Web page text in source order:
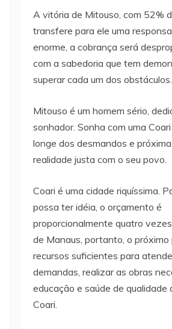
A vitória de Mitouso, com 52%
transfere para ele uma
enorme, a cobrança será
com a sabedoria que tem
superar cada um dos obstáculos.
Mitouso é um homem sério,
sonhador. Sonha com uma
longe dos desmandos e
realidade justa com o seu povo.
Coari é uma cidade riquíssima.
possa ter idéia, o orçamento é
proporcionalmente quatro
de Manaus, portanto, o
recursos suficientes para
demandas, realizar as obras
educação e saúde de qualidade
Coari.